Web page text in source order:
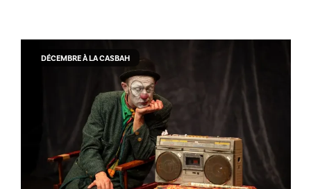
DÉCEMBRE À LA CASBAH